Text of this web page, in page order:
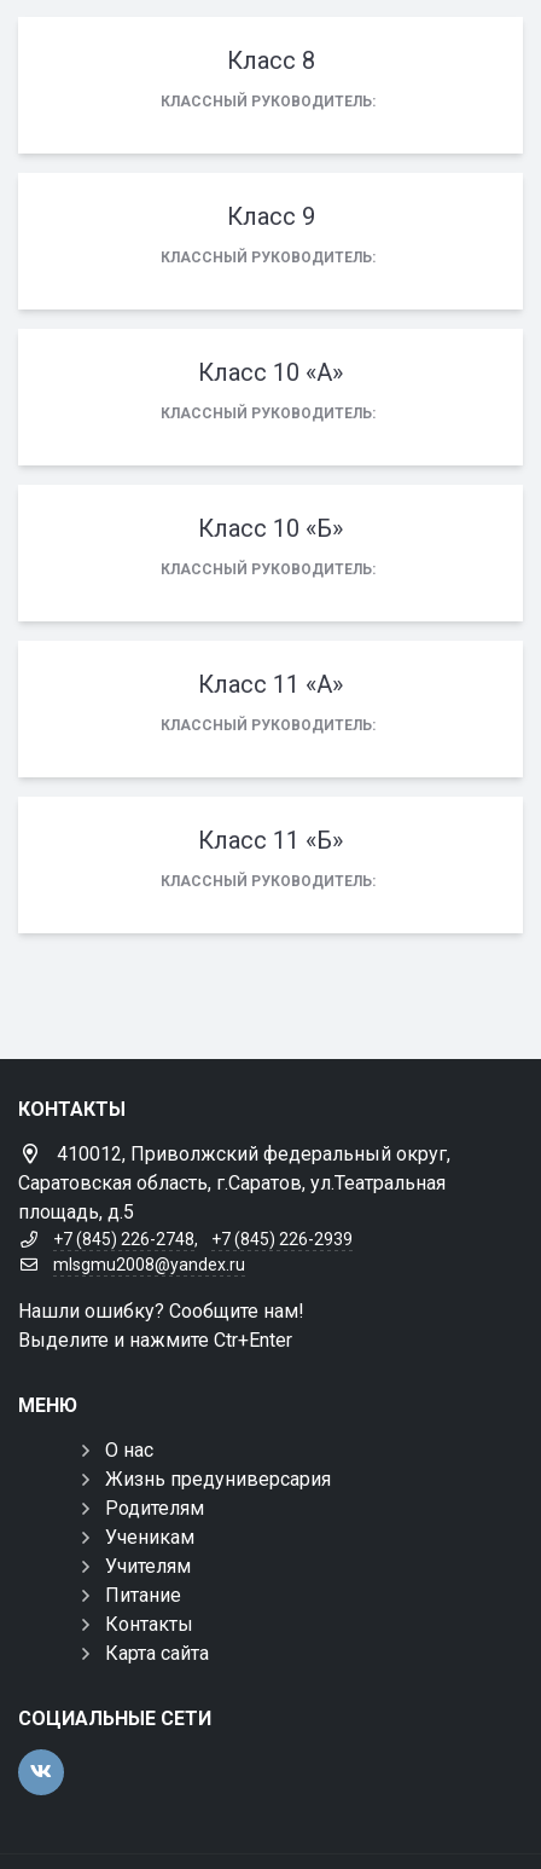
Класс 8
КЛАССНЫЙ РУКОВОДИТЕЛЬ:
Класс 9
КЛАССНЫЙ РУКОВОДИТЕЛЬ:
Класс 10 «А»
КЛАССНЫЙ РУКОВОДИТЕЛЬ:
Класс 10 «Б»
КЛАССНЫЙ РУКОВОДИТЕЛЬ:
Класс 11 «А»
КЛАССНЫЙ РУКОВОДИТЕЛЬ:
Класс 11 «Б»
КЛАССНЫЙ РУКОВОДИТЕЛЬ:
КОНТАКТЫ
410012, Приволжский федеральный округ,
Саратовская область, г.Саратов, ул.Театральная
площадь, д.5
+7 (845) 226-2748,
+7 (845) 226-2939
mlsgmu2008@yandex.ru
Нашли ошибку? Сообщите нам!
Выделите и нажмите Ctr+Enter
МЕНЮ
О нас
Жизнь предуниверсария
Родителям
Ученикам
Учителям
Питание
Контакты
Карта сайта
СОЦИАЛЬНЫЕ СЕТИ